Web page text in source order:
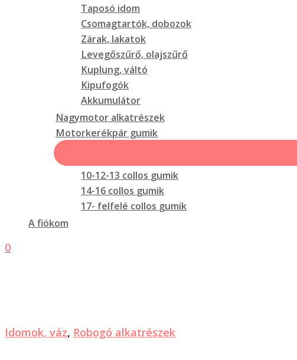
Taposó idom
Csomagtartók, dobozok
Zárak, lakatok
Levegőszűrő, olajszűrő
Kuplung, váltó
Kipufogók
Akkumulátor
Nagymotor alkatrészek
Motorkerékpár gumik
10-12-13 collos gumik
14-16 collos gumik
17- felfelé collos gumik
A fiókom
0
Idomok, váz, Robogó alkatrészek